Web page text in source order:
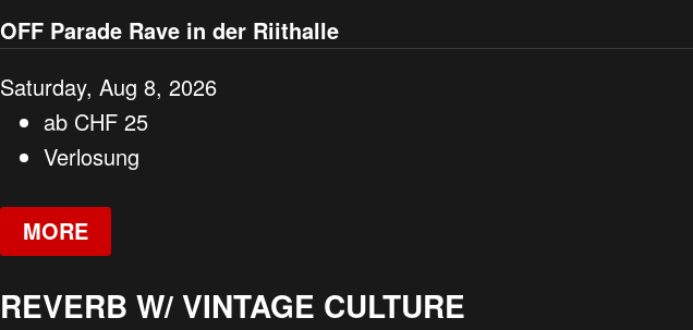
OFF Parade Rave in der Riithalle
Saturday, Aug 8, 2026
ab CHF 25
Verlosung
MORE
REVERB W/ VINTAGE CULTURE